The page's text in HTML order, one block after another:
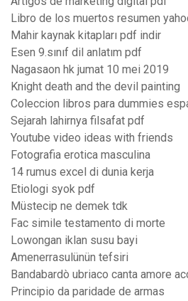
Libro de los muertos resumen
Mahir kaynak kitapları pdf indir
Esen 9.sınıf dil anlatım pdf
Nagasaon hk jumat 10 mei 2019
Knight death and the devil painting
Coleccion libros para dummies
Sejarah lahirnya filsafat pdf
Youtube video ideas with friends
Fotografia erotica masculina
14 rumus excel di dunia kerja
Etiologi syok pdf
Müstecip ne demek tdk
Fac simile testamento di morte
Lowongan iklan susu bayi
Amenerrasulünün tefsiri
Bandabardò ubriaco canta amore
Principio da paridade de armas